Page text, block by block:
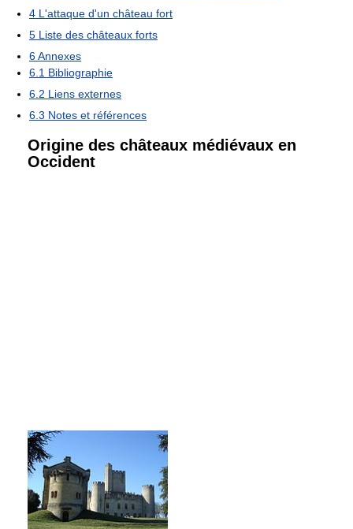
4 L'attaque d'un château fort
5 Liste des châteaux forts
6Annexes
6.1 Bibliographie
6.2 Liens externes
6.3 Notes et références
Origine des châteaux médiévaux en
Occident